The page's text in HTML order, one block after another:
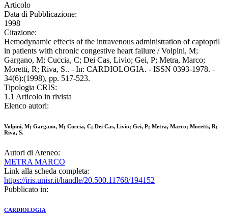
Articolo
Data di Pubblicazione:
1998
Citazione:
Hemodynamic effects of the intravenous administration of captopril
in patients with chronic congestive heart failure / Volpini, M;
Gargano, M; Cuccia, C; Dei Cas, Livio; Gei, P; Metra, Marco;
Moretti, R; Riva, S.. - In: CARDIOLOGIA. - ISSN 0393-1978. -
34(6):(1998), pp. 517-523.
Tipologia CRIS:
1.1 Articolo in rivista
Elenco autori:
Volpini, M; Gargano, M; Cuccia, C; Dei Cas, Livio; Gei, P; Metra, Marco; Moretti, R;
Riva, S.
Autori di Ateneo:
METRA MARCO
Link alla scheda completa:
https://iris.unisr.it/handle/20.500.11768/194152
Pubblicato in:
CARDIOLOGIA